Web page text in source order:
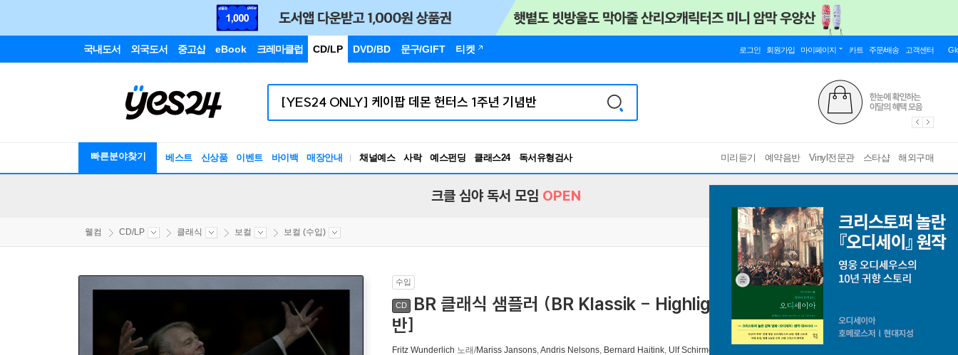
국내도서 외국도서 중고샵 eBook 크레마클럽 CD/LP DVD/BD 문구/GIFT 티켓 로그인 회원가입 마이페이지 카트 주문/배송 고객센터
빠른분야찾기 베스트 신상품 이벤트 바이백 매장안내 채널예스 사락 예스펀딩 클래스24
독서유형검사
RBTI Lab
미리듣기 예약음반 Vinyl전문관 스타샵 해외구매
크클 심야 독서 모임 OPEN
웰컴 CD/LP 클래식 보컬 보컬 (수입)
수입
CD
BR 클래식 샘플러 (BR Klassik - Highlights) [2016 카탈로그 포함 한정
반]
Fritz Wunderlich 노래/Mariss Jansons,Andris Nelsons, Bernard Haitink, Ulf Schirmer